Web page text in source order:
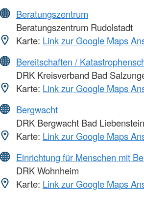
Beratungszentrum
Beratungszentrum Rudolstadt
Karte: Link zur Google Maps
Bereitschaften /
DRK Kreisverband Bad
Karte: Link zur Google Maps
Bergwacht
DRK Bergwacht Bad Liebenstein
Karte: Link zur Google Maps
Einrichtung für Menschen mit
DRK Wohnheim
Karte: Link zur Google Maps